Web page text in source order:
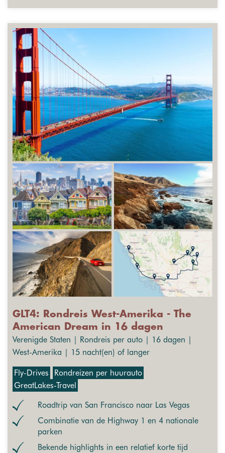
GLT4: Rondreis West-Amerika - The
American Dream in 16 dagen
Verenigde Staten | Rondreis per auto | 16 dagen |
West-Amerika | 15 nacht(en) of langer
Fly-Drives
Rondreizen per huurauto
GreatLakes-Travel
Roadtrip van San Francisco naar Las Vegas
Combinatie van de Highway 1 en 4 nationale
parken
Bekende highlights in een relatief korte tijd